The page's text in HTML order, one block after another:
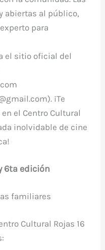
abiertas al público,
para
el sitio oficial del
). ¡Te
el Centro Cultural
inolvidable de cine
6ta edición
familiares
Cultural Rojas 16